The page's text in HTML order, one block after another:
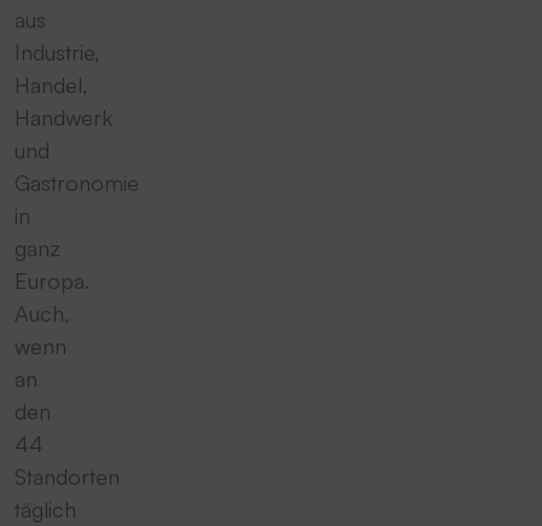
aus
Industrie,
Handel,
Handwerk
und
Gastronomie
in
ganz
Europa.
Auch,
wenn
an
den
44
Standorten
täglich